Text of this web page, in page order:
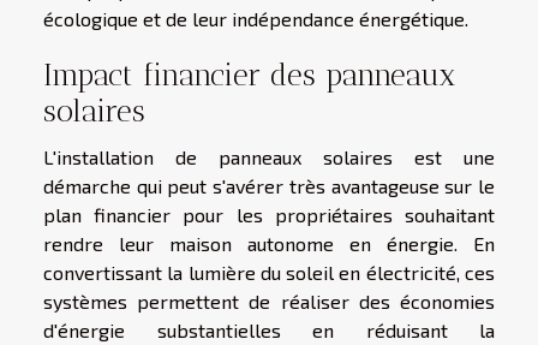
écologique et de leur indépendance énergétique.
Impact financier des panneaux
solaires
L'installation de panneaux solaires est une
démarche qui peut s'avérer très avantageuse sur le
plan financier pour les propriétaires souhaitant
rendre leur maison autonome en énergie. En
convertissant la lumière du soleil en électricité, ces
systèmes permettent de réaliser des économies
d'énergie substantielles en réduisant la